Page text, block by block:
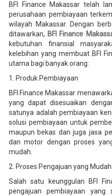
BFI Finance Makassar telah
perusahaan pembiayaan
wilayah Makassar. Dengan
ditawarkan, BFI Finance
kebutuhan finansial
kelebihan yang membuat BFI
utama bagi banyak orang:
1. Produk Pembiayaan
BFI Finance Makassar
yang dapat disesuaikan
satunya adalah pembiayaan
solusi pembiayaan untuk
maupun bekas dan juga jasa
dan motor dengan proses
mudah.
2. Proses Pengajuan yang
Salah satu keunggulan BFI
pengajuan pembiayaan yang